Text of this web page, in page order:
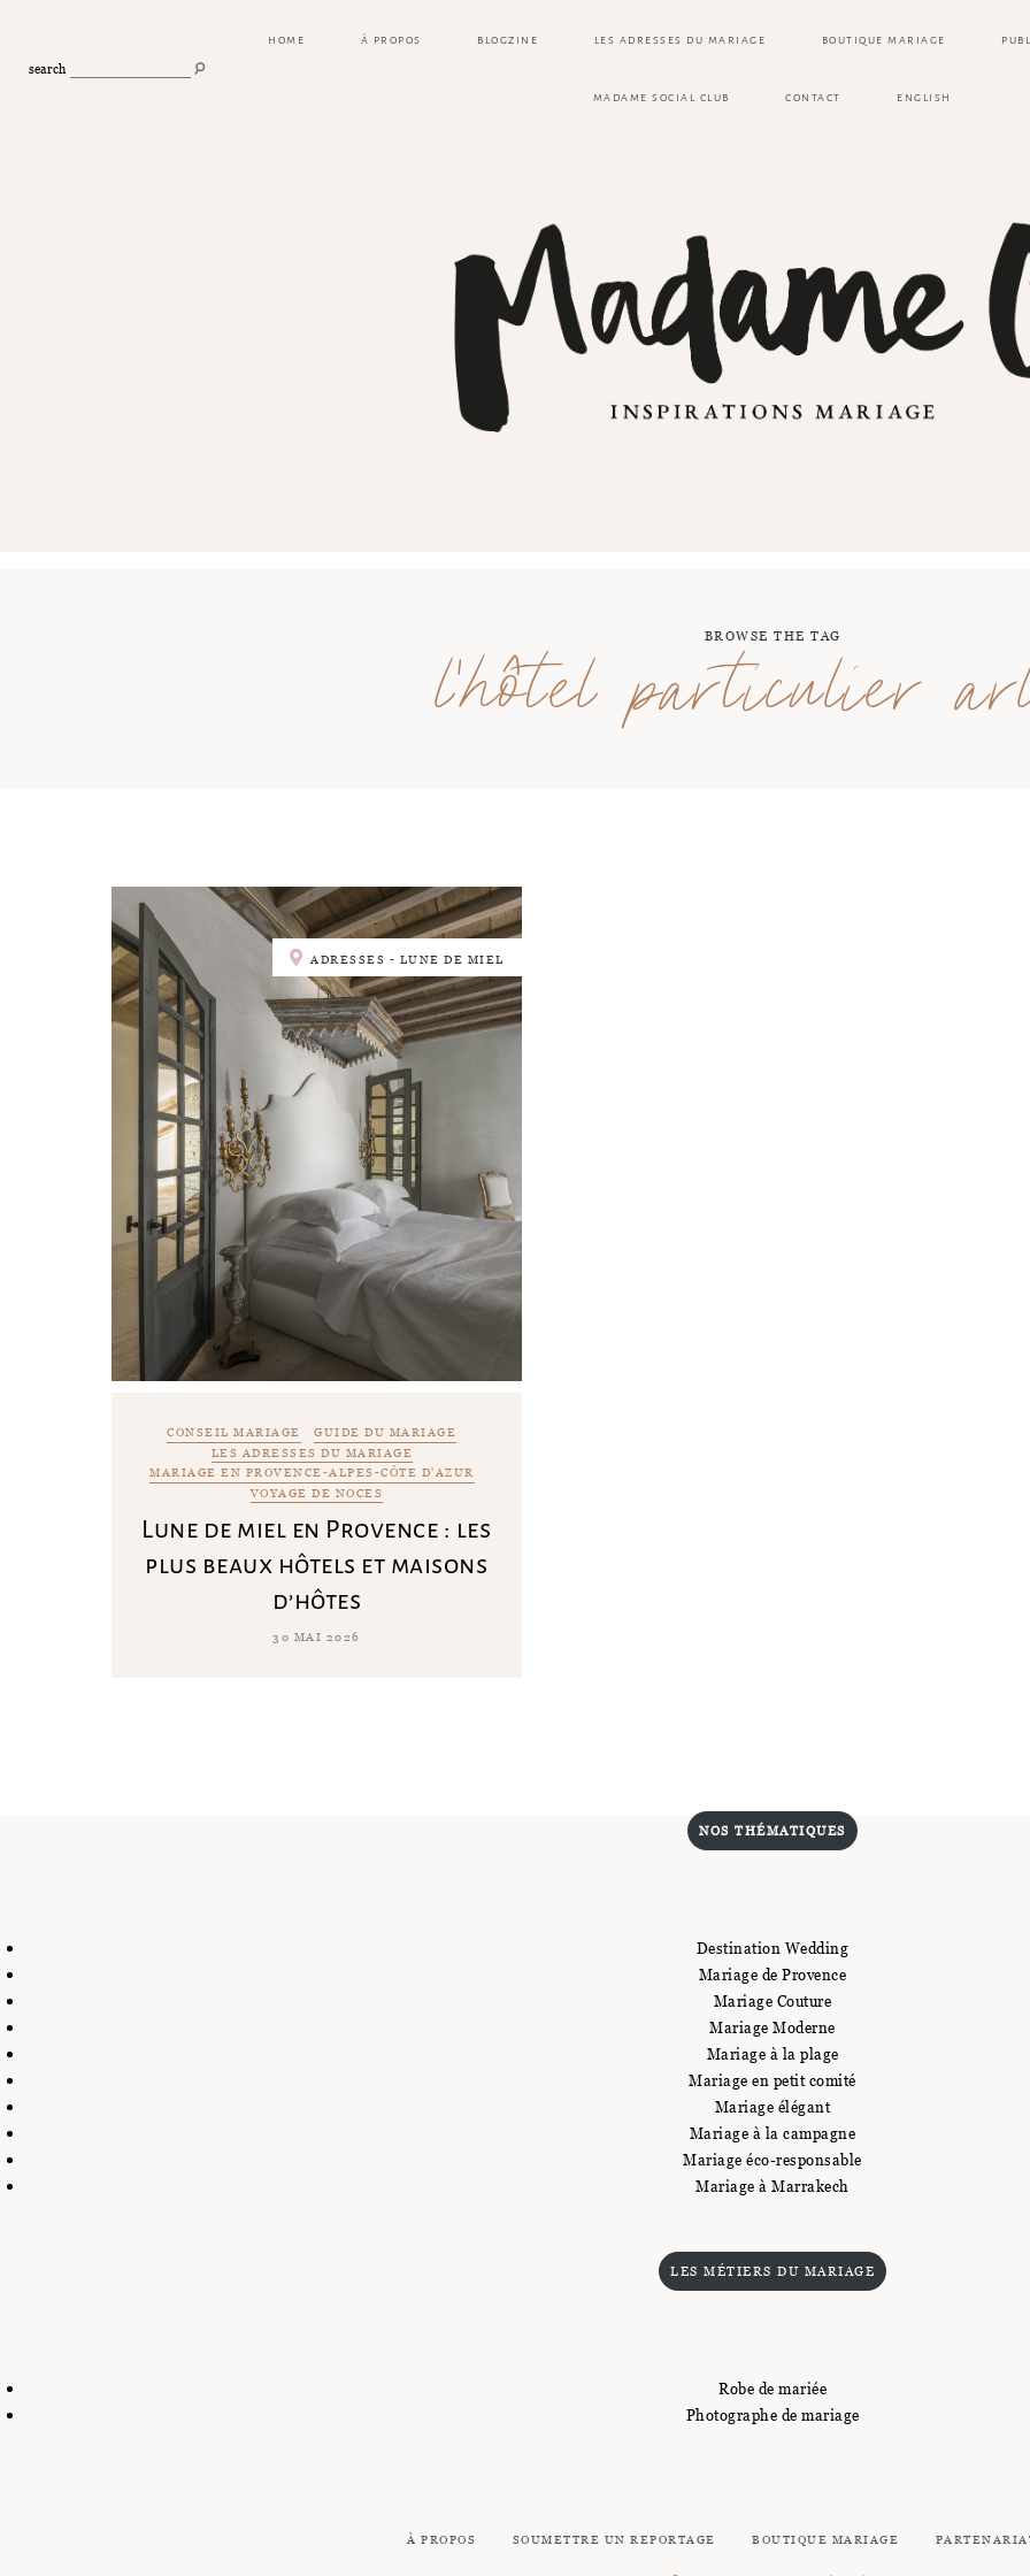
search
HOME À PROPOS BLOGZINE LES ADRESSES DU MARIAGE BOUTIQUE MARIAGE
MADAME SOCIAL CLUB CONTACT ENGLISH
BROWSE THE TAG
l’hôtel particulier
ADRESSES - LUNE DE MIEL
CONSEIL MARIAGE
GUIDE DU MARIAGE
LES ADRESSES DU MARIAGE
MARIAGE EN PROVENCE-ALPES-CÔTE D'AZUR
VOYAGE DE NOCES
Lune de miel en Provence : les
plus beaux hôtels et maisons
d’hôtes
30 MAI 2026
NOS THÉMATIQUES
Destination Wedding
Mariage de Provence
Mariage Couture
Mariage Moderne
Mariage à la plage
Mariage en petit comité
Mariage élégant
Mariage à la campagne
Mariage éco-responsable
Mariage à Marrakech
LES MÉTIERS DU MARIAGE
Robe de mariée
Photographe de mariage
À PROPOS SOUMETTRE UN REPORTAGE BOUTIQUE MARIAGE